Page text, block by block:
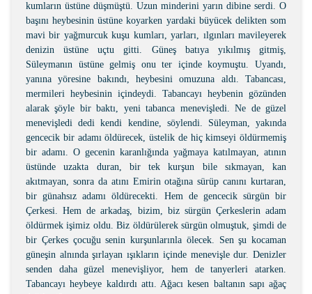
kumların üstüne düşmüştü. Uzun minderini yarın dibine serdi. O
başını heybesinin üstüne koyarken yardaki büyücek delikten som
mavi bir yağmurcuk kuşu kumları, yarları, ılgınları mavileyerek
denizin üstüne uçtu gitti. Güneş batıya yıkılmış gitmiş,
Süleymanın üstüne gelmiş onu ter içinde koymuştu. Uyandı,
yanına yöresine bakındı, heybesini omuzuna aldı. Tabancası,
mermileri heybesinin içindeydi. Tabancayı heybenin gözünden
alarak şöyle bir baktı, yeni tabanca menevişledi. Ne de güzel
menevişledi dedi kendi kendine, söylendi. Süleyman, yakında
gencecik bir adamı öldürecek, üstelik de hiç kimseyi öldürmemiş
bir adamı. O gecenin karanlığında yağmaya katılmayan, atının
üstünde uzakta duran, bir tek kurşun bile sıkmayan, kan
akıtmayan, sonra da atını Emirin otağına sürüp canını kurtaran,
bir günahsız adamı öldürecekti. Hem de gencecik sürgün bir
Çerkesi. Hem de arkadaş, bizim, biz sürgün Çerkeslerin adam
öldürmek işimiz oldu. Biz öldürülerek sürgün olmuştuk, şimdi de
bir Çerkes çocuğu senin kurşunlarınla ölecek. Sen şu kocaman
güneşin alnında şırlayan ışıkların içinde menevişle dur. Denizler
senden daha güzel menevişliyor, hem de tanyerleri atarken.
Tabancayı heybeye kaldırdı attı. Ağacı kesen baltanın sapı ağaç